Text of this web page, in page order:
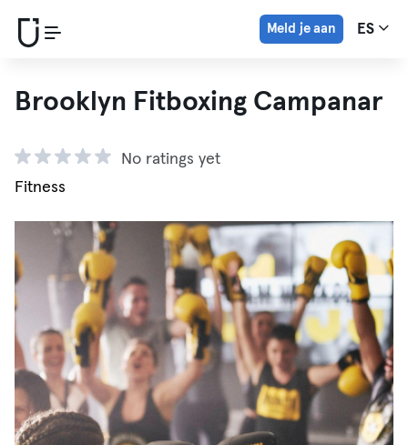
Meld je aan ES
Brooklyn Fitboxing Campanar
No ratings yet
Fitness